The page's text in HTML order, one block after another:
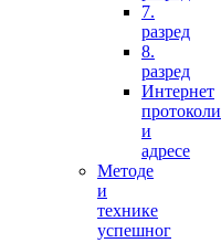
7.
разред
8.
разред
Интернет
протоколи
и
адресе
Методе
и
технике
успешног